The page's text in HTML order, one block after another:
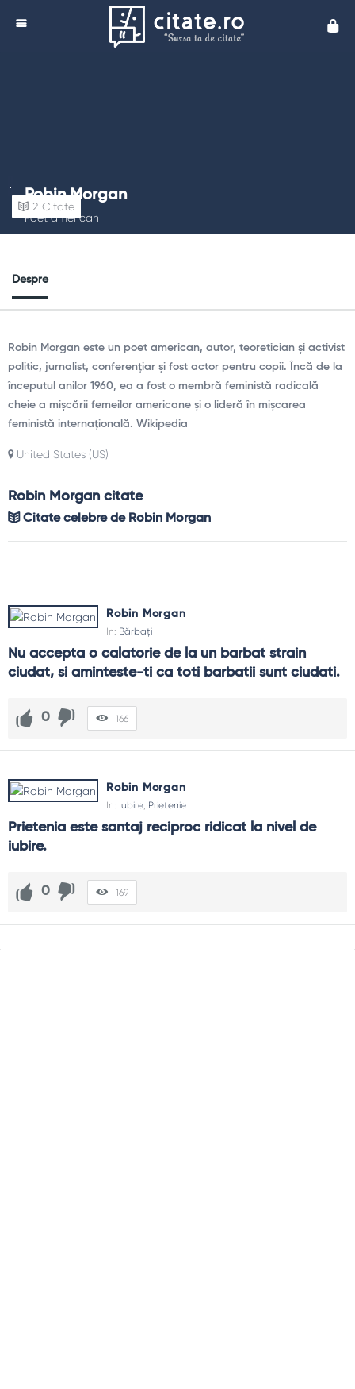
Robin Morgan
Poet american
2 Citate
Despre
Robin Morgan este un poet american, autor, teoretician și activist
politic, jurnalist, conferențiar și fost actor pentru copii. Încă de la
începutul anilor 1960, ea a fost o membră feministă radicală
cheie a mișcării femeilor americane și o lideră în mișcarea
feministă internațională. Wikipedia
United States (US)
Robin Morgan citate
Citate celebre de Robin Morgan
Robin Morgan
In: Bărbați
Nu accepta o calatorie de la un barbat strain
ciudat, si aminteste-ti ca toti barbatii sunt ciudati.
0 166
Robin Morgan
In: Iubire, Prietenie
Prietenia este santaj reciproc ridicat la nivel de
iubire.
0 169